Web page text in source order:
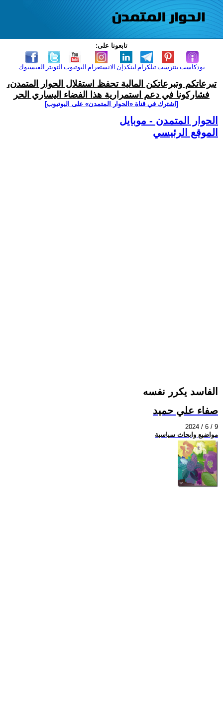
تابعونا على:
الفيسبوك التويتر اليوتيوب الانستغرام لينكدإن تيلكرامبنترست بودكاست
تبرعاتكم وتبرعاتكن المالية تحفظ استقلال الحوار المتمدن،
فشاركونا في دعم استمرارية هذا الفضاء اليساري الحر
[اشترك في قناة ‫«الحوار المتمدن» على اليوتيوب]
الحوار المتمدن - موبايل
الموقع الرئيسي
الفاسد يكرر نفسه
صفاء علي حميد
2024 / 6 / 9
مواضيع وابحاث سياسية